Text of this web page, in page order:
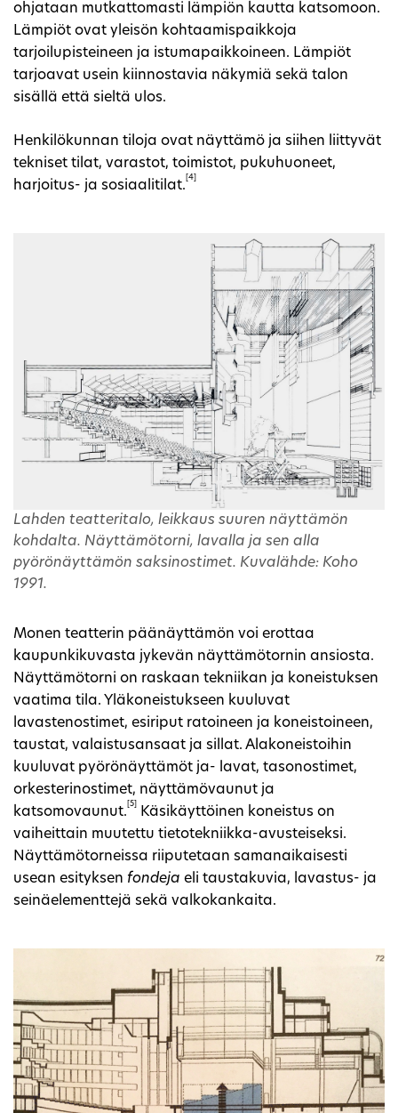
ohjataan mutkattomasti lämpiön kautta katsomoon.
Lämpiöt ovat yleisön kohtaamispaikkoja
tarjoilupisteineen ja istumapaikkoineen. Lämpiöt
tarjoavat usein kiinnostavia näkymiä sekä talon
sisällä että sieltä ulos.
Henkilökunnan tiloja ovat näyttämö ja siihen liittyvät
tekniset tilat, varastot, toimistot, pukuhuoneet,
harjoitus- ja sosiaalitilat.
[4]
Lahden teatteritalo, leikkaus suuren näyttämön
kohdalta. Näyttämötorni, lavalla ja sen alla
pyörönäyttämön saksinostimet. Kuvalähde: Koho
1991.
Monen teatterin päänäyttämön voi erottaa
kaupunkikuvasta jykevän näyttämötornin ansiosta.
Näyttämötorni on raskaan tekniikan ja koneistuksen
vaatima tila. Yläkoneistukseen kuuluvat
lavastenostimet, esiriput ratoineen ja koneistoineen,
taustat, valaistusansaat ja sillat. Alakoneistoihin
kuuluvat pyörönäyttämöt ja- lavat, tasonostimet,
orkesterinostimet, näyttämövaunut ja
katsomovaunut.
[5]
Käsikäyttöinen koneistus on
vaiheittain muutettu tietotekniikka-avusteiseksi.
Näyttämötorneissa riiputetaan samanaikaisesti
usean esityksen fondeja eli taustakuvia, lavastus- ja
seinäelementtejä sekä valkokankaita.